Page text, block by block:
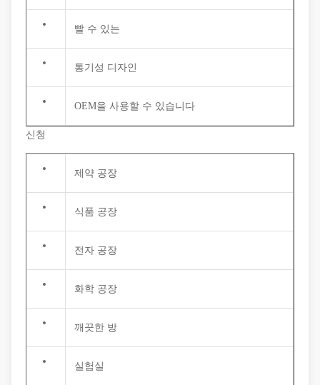
빨 수 있는
통기성 디자인
OEM을 사용할 수 있습니다
신청
제약 공장
식품 공장
전자 공장
화학 공장
깨끗한 방
실험실